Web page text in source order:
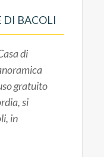
DI BACOLI
di
gratuito
si
in